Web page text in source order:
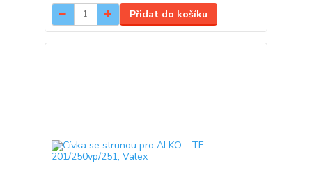
Přidat do košíku